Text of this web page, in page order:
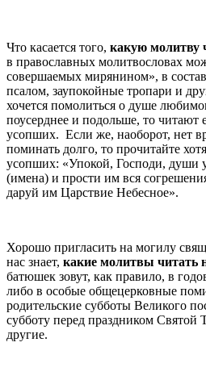
Что касается того, какую молитву
в православных молитвословах
совершаемых мирянином», в
псалом, заупокойные тропари и
хочется помолиться о душе
поусерднее и подольше, то читают
усопших. Если же, наоборот, нет
поминать долго, то прочитайте
усопших: «Упокой, Господи, души
(имена) и прости им вся
даруй им Царствие Небесное».
Хорошо пригласить на могилу
нас знает, какие молитвы читать
батюшек зовут, как правило, в
либо в особые общецерковные
родительские субботы Великого
субботу перед праздником Святой
другие.